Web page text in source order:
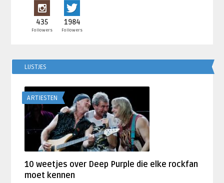
435
Followers
1984
Followers
LIJSTJES
ARTIESTEN
10 weetjes over Deep Purple die elke rockfan
moet kennen